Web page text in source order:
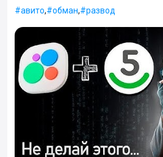
платформе Avito с помощью услуги
5Post. В нашем новом видео
как защитить себя от
авито, обман, развод